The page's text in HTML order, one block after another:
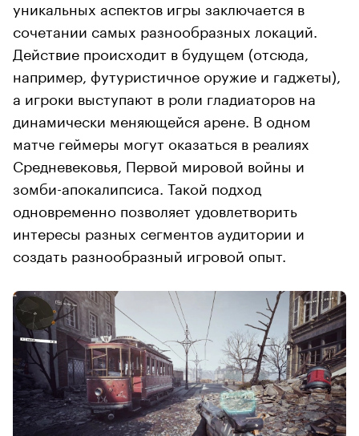
уникальных аспектов игры заключается в
сочетании самых разнообразных локаций.
Действие происходит в будущем (отсюда,
например, футуристичное оружие и гаджеты),
а игроки выступают в роли гладиаторов на
динамически меняющейся арене. В одном
матче геймеры могут оказаться в реалиях
Средневековья, Первой мировой войны и
зомби-апокалипсиса. Такой подход
одновременно позволяет удовлетворить
интересы разных сегментов аудитории и
создать разнообразный игровой опыт.